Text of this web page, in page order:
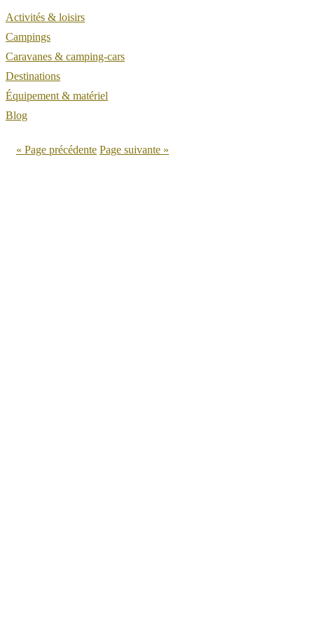
Activités & loisirs
Campings
Caravanes & camping-cars
Destinations
Équipement & matériel
Blog
« Page précédente Page suivante »